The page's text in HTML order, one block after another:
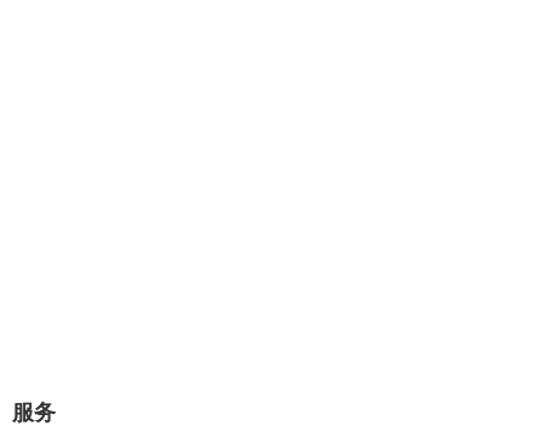
服务